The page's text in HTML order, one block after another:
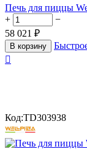
Печь для пиццы
+
−
58 021 ₽
В корзину

Код:TD303938